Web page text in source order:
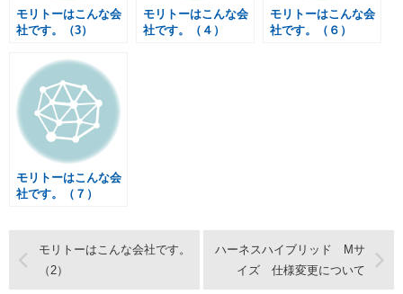
モリトーはこんな会
社です。（3）
モリトーはこんな会
社です。（４）
モリトーはこんな会
社です。（６）
モリトーはこんな会
社です。（７）
モリトーはこんな会社です。
（2）
ハーネスハイブリッド Mサ
イズ 仕様変更について